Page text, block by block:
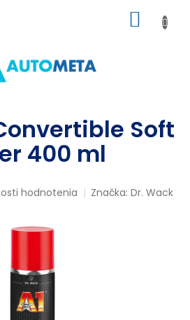
KOŠÍK
Soft
400 ml
hodnotenia Značka:Dr. Wack